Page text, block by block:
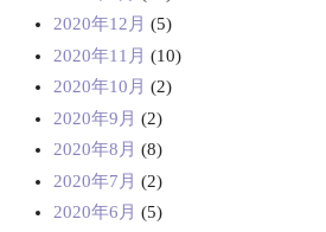
2020年12月 (5)
2020年11月 (10)
2020年10月 (2)
2020年9月 (2)
2020年8月 (8)
2020年7月 (2)
2020年6月 (5)